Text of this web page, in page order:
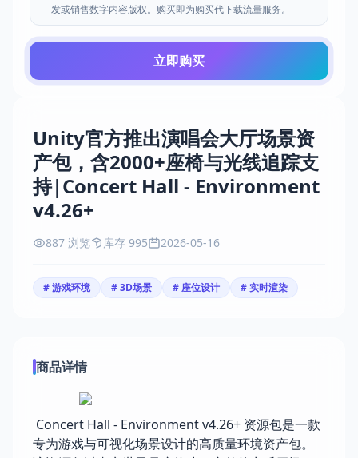
Unity官方推出演唱会大厅场景资
产包，含2000+座椅与光线追踪支
持|Concert Hall - Environment
v4.26+
887 浏览 库存 995 2026-05-16
# 游戏环境 # 3D场景 # 座位设计 # 实时渲染
商品详情
Concert Hall - Environment v4.26+ 资源包是一款
专为游戏与可视化场景设计的高质量环境资产包。
发或销售数字内容版权。购买即为购买代下载流量服务。
立即购买